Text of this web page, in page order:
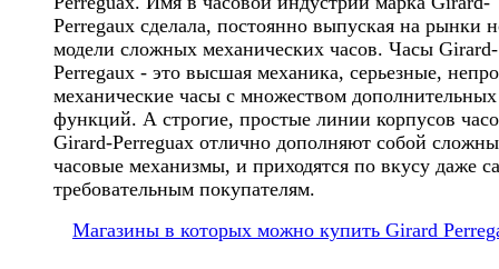
Perregaux сделала, постоянно выпуская на рынки
модели сложных механических часов. Часы Girard-
Perregaux - это высшая механика, серьезные,
механические часы с множеством дополнительных
функций. А строгие, простые линии корпусов
Girard-Perreguax отлично дополняют собой
часовые механизмы, и приходятся по вкусу даже
требовательным покупателям.
Магазины в которых можно купить Girard